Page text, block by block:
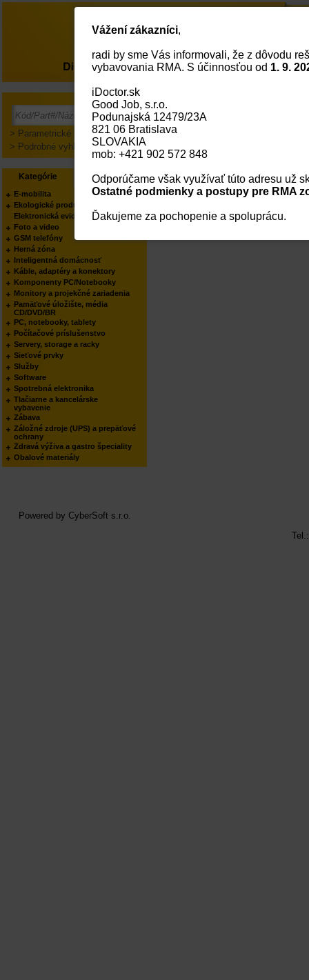
Pre túto úlohu musíte byť
> Parametrické vyhľadávanie
> Podrobné vyhľadávanie
Kategórie Výrobcovia
E-mobilita
Ekologické produkty
Elektronická evidencia tržieb
Foto a video
GSM telefóny
Herná zóna
Inteligentná domácnosť
Káble, adaptéry a konektory
Komponenty PC/Notebooky
Monitory a projekčné zariadenia
Pamäťové úložište, média
CD/DVD/BR
PC, notebooky, tablety
Počítačové príslušenstvo
Servery, storage a racky
Sieťové prvky
Služby
Software
Spotrebná elektronika
Tlačiarne a kancelárske
vybavenie
Zábava
Záložné zdroje (UPS) a prepäťové
ochrany
Zdravá výživa a gastro špeciality
Obalové materiály
O nás
Powered by CyberSoft s.r.o.
Vážení zákazníci,
radi by sme Vás informovali, že z dôvodu
vybavovania RMA. S účinnosťou od 1. 9.
iDoctor.sk
Good Job, s.r.o.
Podunajská 12479/23A
821 06 Bratislava
SLOVAKIA
mob: +421 902 572 848
Odporúčame však využívať túto adresu už
Ostatné podmienky a postupy pre RMA
Ďakujeme za pochopenie a spoluprácu.